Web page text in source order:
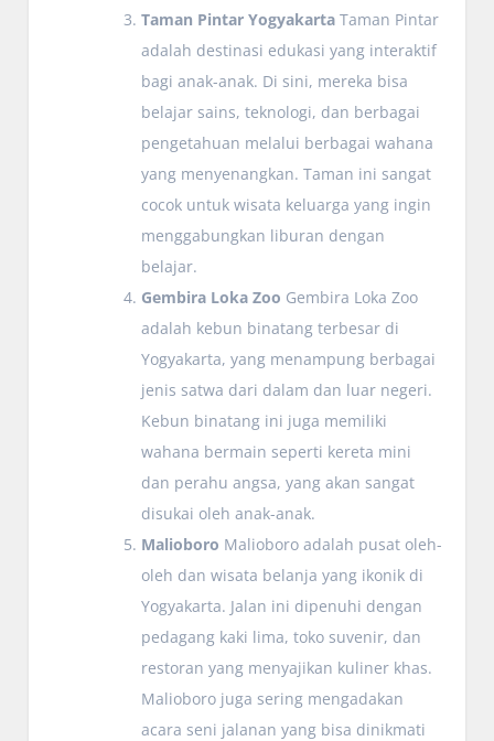
Taman Pintar Yogyakarta Taman Pintar
adalah destinasi edukasi yang interaktif
bagi anak-anak. Di sini, mereka bisa
belajar sains, teknologi, dan berbagai
pengetahuan melalui berbagai wahana
yang menyenangkan. Taman ini sangat
cocok untuk wisata keluarga yang ingin
menggabungkan liburan dengan
belajar.
Gembira Loka Zoo Gembira Loka Zoo
adalah kebun binatang terbesar di
Yogyakarta, yang menampung berbagai
jenis satwa dari dalam dan luar negeri.
Kebun binatang ini juga memiliki
wahana bermain seperti kereta mini
dan perahu angsa, yang akan sangat
disukai oleh anak-anak.
Malioboro Malioboro adalah pusat oleh-
oleh dan wisata belanja yang ikonik di
Yogyakarta. Jalan ini dipenuhi dengan
pedagang kaki lima, toko suvenir, dan
restoran yang menyajikan kuliner khas.
Malioboro juga sering mengadakan
acara seni jalanan yang bisa dinikmati